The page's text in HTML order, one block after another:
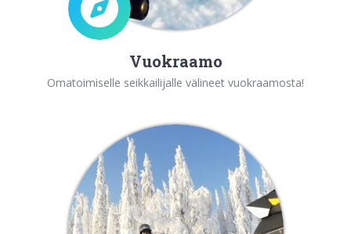
Vuokraamo
Omatoimiselle seikkailijalle välineet vuokraamosta!